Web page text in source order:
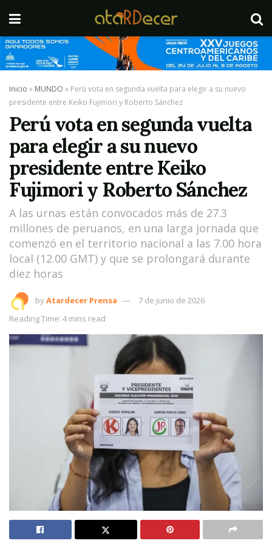
Inicio » MUNDO » Perú vota en segunda vuelta para elegir a su nuevo
presidente entre Keiko Fujimori y Roberto Sánchez
Perú vota en segunda vuelta
para elegir a su nuevo
presidente entre Keiko
Fujimori y Roberto Sánchez
A las urnas están convocados más de 27.3
millones de peruanos, en una larga jornada que
comenzó en el territorio nacional a las 7.00 hora
local (12.00 GMT) y que se prolongará durante
diez horas
byAtardecer Prensa
7 de junio de 2026
Reading Time: 4 mins read